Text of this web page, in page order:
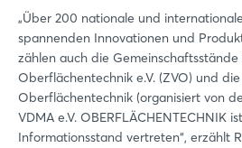
„Über 200 nationale und
spannenden Innovationen und
zählen auch die
Oberflächentechnik e.V. (ZVO) und
Oberflächentechnik (organisiert von
VDMA e.V. OBERFLÄCHENTECHNIK
Informationsstand vertreten“, erzählt